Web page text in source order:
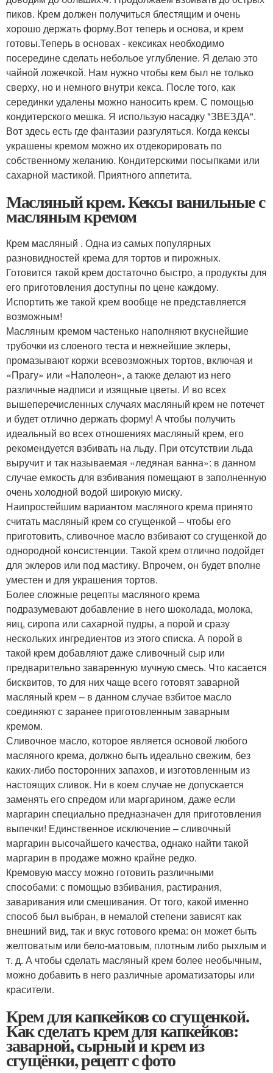
пиков. Крем должен получиться блестящим и очень
хорошо держать форму.Вот теперь и основа, и крем
готовы.Теперь в основах - кексиках необходимо
посередине сделать небольое углубление. Я делаю это
чайной ложечкой. Нам нужно чтобы кем был не только
сверху, но и немного внутри кекса. После того, как
серединки удалены можно наносить крем. С помощью
кондитерского мешка. Я использую насадку "ЗВЕЗДА".
Вот здесь есть где фантазии разгуляться. Когда кексы
украшены кремом можно их отдекорировать по
собственному желанию. Кондитерскими посыпками или
сахарной мастикой. Приятного аппетита.
Масляный крем. Кексы ванильные с
масляным кремом
Крем масляный . Одна из самых популярных
разновидностей крема для тортов и пирожных.
Готовится такой крем достаточно быстро, а продукты для
его приготовления доступны по цене каждому.
Испортить же такой крем вообще не представляется
возможным!
Масляным кремом частенько наполняют вкуснейшие
трубочки из слоеного теста и нежнейшие эклеры,
промазывают коржи всевозможных тортов, включая и
«Прагу» или «Наполеон», а также делают из него
различные надписи и изящные цветы. И во всех
вышеперечисленных случаях масляный крем не потечет
и будет отлично держать форму! А чтобы получить
идеальный во всех отношениях масляный крем, его
рекомендуется взбивать на льду. При отсутствии льда
выручит и так называемая «ледяная ванна»: в данном
случае емкость для взбивания помещают в заполненную
очень холодной водой широкую миску.
Наипростейшим вариантом масляного крема принято
считать масляный крем со сгущенкой – чтобы его
приготовить, сливочное масло взбивают со сгущенкой до
однородной консистенции. Такой крем отлично подойдет
для эклеров или под мастику. Впрочем, он будет вполне
уместен и для украшения тортов.
Более сложные рецепты масляного крема
подразумевают добавление в него шоколада, молока,
яиц, сиропа или сахарной пудры, а порой и сразу
нескольких ингредиентов из этого списка. А порой в
такой крем добавляют даже сливочный сыр или
предварительно заваренную мучную смесь. Что касается
бисквитов, то для них чаще всего готовят заварной
масляный крем – в данном случае взбитое масло
соединяют с заранее приготовленным заварным
кремом.
Сливочное масло, которое является основой любого
масляного крема, должно быть идеально свежим, без
каких-либо посторонних запахов, и изготовленным из
настоящих сливок. Ни в коем случае не допускается
заменять его спредом или маргарином, даже если
маргарин специально предназначен для приготовления
выпечки! Единственное исключение – сливочный
маргарин высочайшего качества, однако найти такой
маргарин в продаже можно крайне редко.
Кремовую массу можно готовить различными
способами: с помощью взбивания, растирания,
заваривания или смешивания. От того, какой именно
способ был выбран, в немалой степени зависят как
внешний вид, так и вкус готового крема: он может быть
желтоватым или бело-матовым, плотным либо рыхлым и
т. д. А чтобы сделать масляный крем более необычным,
можно добавить в него различные ароматизаторы или
красители.
Крем для капкейков со сгущенкой.
Как сделать крем для капкейков:
заварной, сырный и крем из
сгущёнки, рецепт с фото